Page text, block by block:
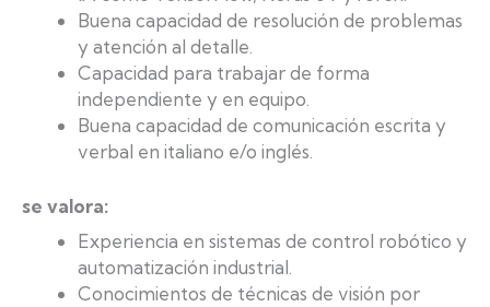
Buena capacidad de resolución de problemas
y atención al detalle.
Capacidad para trabajar de forma
independiente y en equipo.
Buena capacidad de comunicación escrita y
verbal en italiano e/o inglés.
se valora:
Experiencia en sistemas de control robótico y
automatización industrial.
Conocimientos de técnicas de visión por